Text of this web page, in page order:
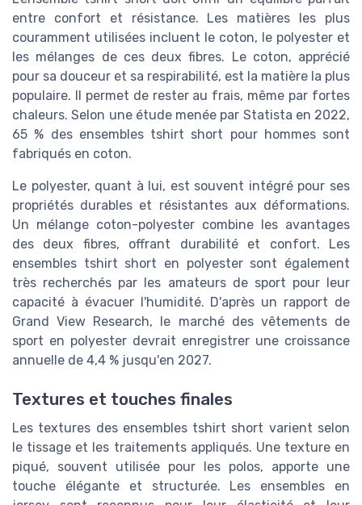
entre confort et résistance. Les matières les plus
couramment utilisées incluent le coton, le polyester et
les mélanges de ces deux fibres. Le coton, apprécié
pour sa douceur et sa respirabilité, est la matière la plus
populaire. Il permet de rester au frais, même par fortes
chaleurs. Selon une étude menée par Statista en 2022,
65 % des ensembles tshirt short pour hommes sont
fabriqués en coton.
Le polyester, quant à lui, est souvent intégré pour ses
propriétés durables et résistantes aux déformations.
Un mélange coton-polyester combine les avantages
des deux fibres, offrant durabilité et confort. Les
ensembles tshirt short en polyester sont également
très recherchés par les amateurs de sport pour leur
capacité à évacuer l'humidité. D'après un rapport de
Grand View Research, le marché des vêtements de
sport en polyester devrait enregistrer une croissance
annuelle de 4,4 % jusqu'en 2027.
Textures et touches finales
Les textures des ensembles tshirt short varient selon
le tissage et les traitements appliqués. Une texture en
piqué, souvent utilisée pour les polos, apporte une
touche élégante et structurée. Les ensembles en